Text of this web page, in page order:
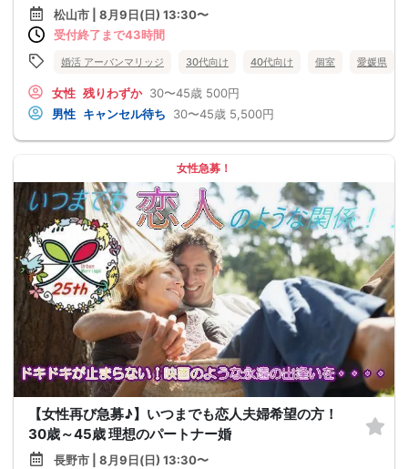
松山市 | 8月9日(日) 13:30〜
受付終了まで43時間
婚活 アーバンマリッジ 30代向け 40代向け 個室 愛媛県
女性 残りわずか 30〜45歳 500円
男性 キャンセル待ち 30〜45歳 5,500円
女性急募！
【女性再び急募♪】いつまでも恋人夫婦希望の方！
30歳～45歳 理想のパートナー婚
長野市 | 8月9日(日) 13:30〜